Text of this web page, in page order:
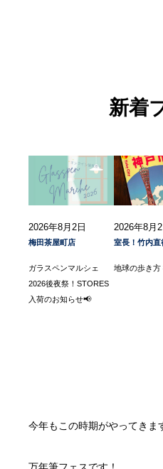
新着
2026年8月2日
梅田茶屋町店
ガラスペンマルシェ
2026後夜祭！STORES
入荷のお知らせ📢
2026年8月2
室長！竹内直
地球の歩き方
今年もこの時期がやってきま
万年筆フェスです！